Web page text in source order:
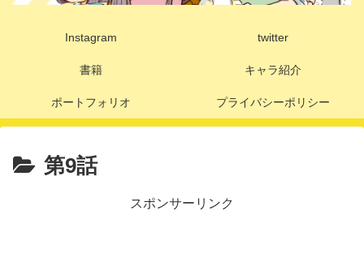
Instagram twitter
書籍 キャラ紹介
ポートフォリオ プライバシーポリシー
第9話
スポンサーリンク